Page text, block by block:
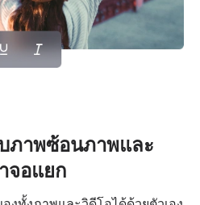
ภาพซ้อนภาพและ
จอแยก